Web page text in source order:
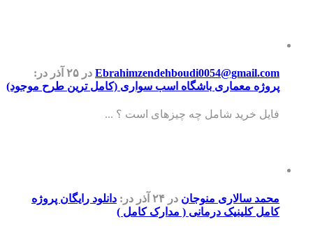
Ebrahimzendehboudi0054@gmail.com در ۲۵ آذر
در:
پروژه معماری باشگاه اسب سواری (کامل ترین طرح موجود)
فایل خرید شامل چه چیزهای است ؟ ...
محمد سالاری منوجان در ۲۴ آذر در: دانلود رایگان پروژه
کامل کلینیک درمانی ( مدارک کامل )